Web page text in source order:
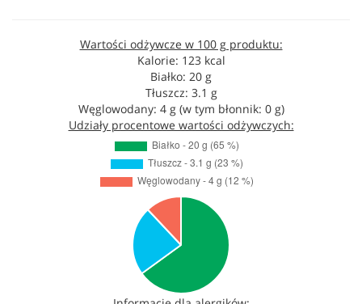
Wartości odżywcze w 100 g produktu:
Kalorie: 123 kcal
Białko: 20 g
Tłuszcz: 3.1 g
Węglowodany: 4 g (w tym błonnik: 0 g)
Udziały procentowe wartości odżywczych: